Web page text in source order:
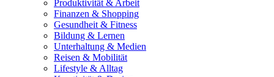
Produktivität & Arbeit
Finanzen & Shopping
Gesundheit & Fitness
Bildung & Lernen
Unterhaltung & Medien
Reisen & Mobilität
Lifestyle & Alltag